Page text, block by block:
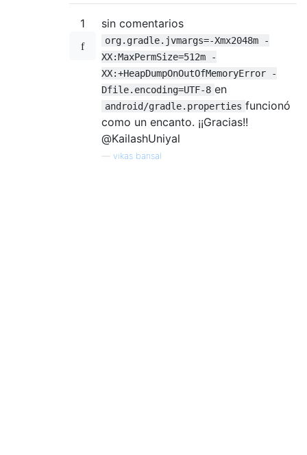
1 sin comentarios
org.gradle.jvmargs=-Xmx2048m -
XX:MaxPermSize=512m -
XX:+HeapDumpOnOutOfMemoryError -
Dfile.encoding=UTF-8 en
android/gradle.properties funcionó
como un encanto. ¡¡Gracias!!
@KailashUniyal
vikas bansal